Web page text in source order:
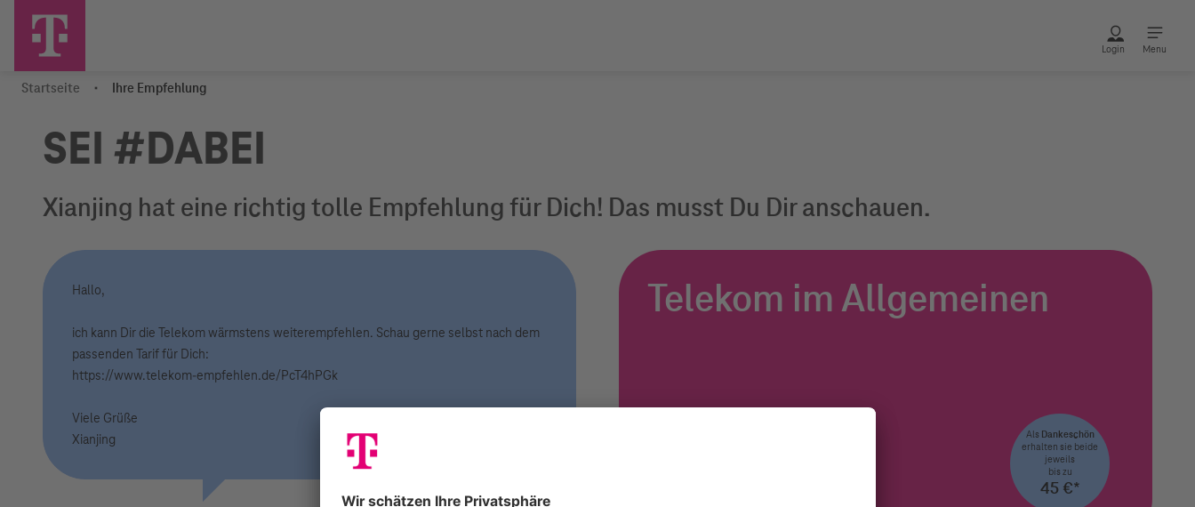
Telekom
Login Menu
Startseite Ihre Empfehlung
SEI #DABEI
Xianjing hat eine richtig tolle Empfehlung für Dich! Das musst Du Dir anschauen.
Hallo,
ich kann Dir die Telekom wärmstens weiterempfehlen. Schau gerne selbst nach dem
passenden Tarif für Dich:
https://www.telekom-empfehlen.de/PcT4hPGk
Viele Grüße
Xianjing
Telekom im Allgemeinen
Als Dankeschön
erhalten sie beide
jeweils
bis zu
45 €*